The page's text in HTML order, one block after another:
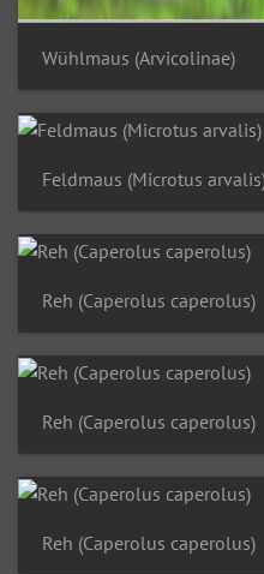
Wühlmaus (Arvicolinae)
Feldmaus (Microtus
Reh (Caperolus caperolus)
Reh (Caperolus caperolus)
Reh (Caperolus caperolus)